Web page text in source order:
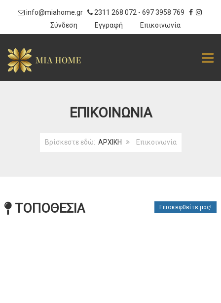
info@miahome.gr 2311 268 072 - 697 3958 769
Σύνδεση
Εγγραφή Επικοινωνία
ΕΠΙΚΟΙΝΩΝΊΑ
Βρίσκεστε εδώ: ΑΡΧΙΚΗ Επικοινωνία
ΤΟΠΟΘΕΣΙΑ Επισκεφθείτε μας!